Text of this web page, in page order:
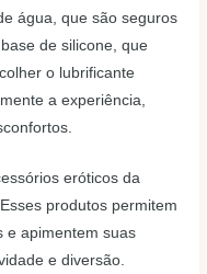
água, que são seguros
de silicone, que
o lubrificante
a experiência,
eróticos da
produtos permitem
e apimentem suas
e diversão.